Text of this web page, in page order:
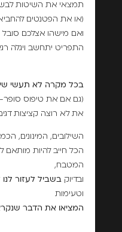
תמצאי את השיטות
(או את הפטנטים
ואם מישהו אצלכם
התפריט יתחשב ויגלה
בכל מקרה לא תעשי
(גם אם את טיפוס סופר-
את לא רוצה קציצות
השילובים, המינונים,
הכל חייב להיות
המטבח,
ובדיוק בשביל לעזור לנו
וטעימות
המציאו את הדבר